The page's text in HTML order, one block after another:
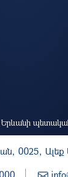
0025, Ալեք